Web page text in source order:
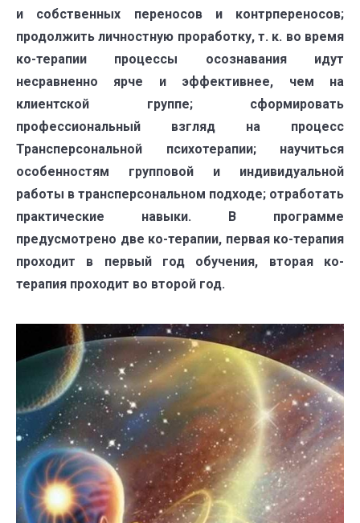
и собственных переносов и контрпереносов;
продолжить личностную проработку, т. к. во время
ко-терапии процессы осознавания идут
несравненно ярче и эффективнее, чем на
клиентской группе; сформировать
профессиональный взгляд на процесс
Трансперсональной психотерапии; научиться
особенностям групповой и индивидуальной
работы в трансперсональном подходе; отработать
практические навыки. В программе
предусмотрено две ко-терапии, первая ко-терапия
проходит в первый год обучения, вторая ко-
терапия проходит во второй год.